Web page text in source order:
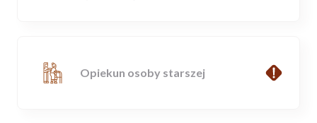
Opiekun osoby starszej